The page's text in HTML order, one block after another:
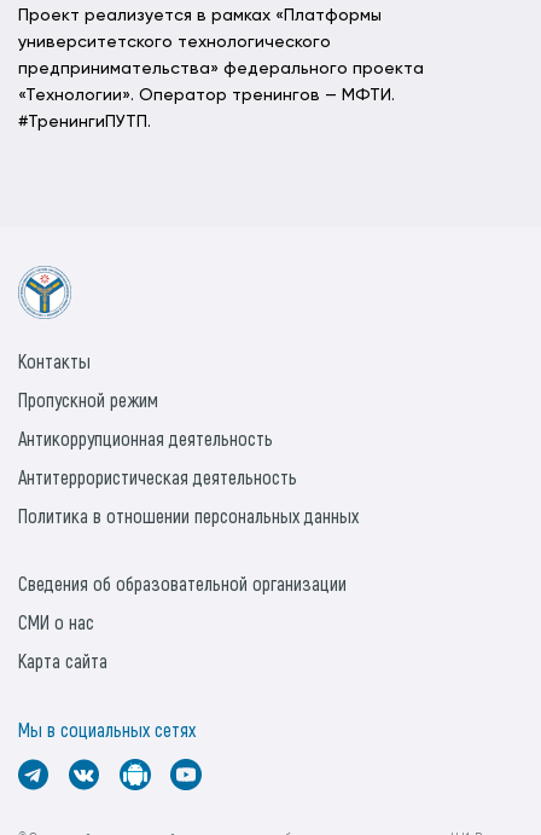
Проект реализуется в рамках «Платформы
университетского технологического
предпринимательства» федерального проекта
«Технологии». Оператор тренингов — МФТИ.
#ТренингиПУТП.
Контакты
Пропускной режим
Антикоррупционная деятельность
Антитеррористическая деятельность
Политика в отношении персональных данных
Сведения об образовательной организации
СМИ о нас
Карта сайта
Мы в социальных сетях